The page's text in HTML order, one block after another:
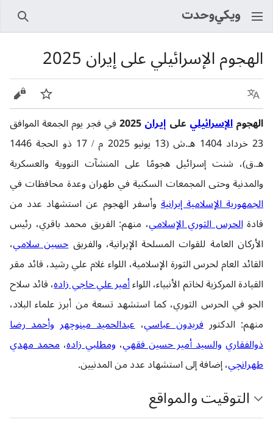
بحث
الهجوم الإسرائيلي على إيران 2025
اللغة راقب
الهجومالإسرائيلي على إيران
في فجر يوم الجمعة الموافق
23 خرداد 1404 هـ.ش (13 يونيو 2025 م / 17 ذو الحجة 1446
هـ.ق)، شنت إسرائيل هجومًا على المنشآت النووية والعسكرية
والمدنية وحتى المجمعات السكنية في طهران وعدة محافظات في
الجمهورية الإسلامية إيرانيةوأسفر الهجوم عن استشهاد عدد من
قادةالحرس الثوري الإسلامي، منهم: الفريق محمد باقري، رئيس
الأركان العامة للقوات المسلحة الإيرانية، والفريقحسين سلامي،
القائد العام لحرس الثورة الإسلامية، اللواء غلام علي رشيد، قائد مقر
القيادة المركزية لخاتم الأنبياء، اللواءأمير علي حاجي‌ زاده، قائد سلاح
الجو في الحرس الثوري، كما استشهد تسعة من أبرز علماء البلاد،
منهم: الدكتورفريدون عباسي،عبدالحميد مينوچهر وأحمد رضا
ذوالفقاري والسيد أمير حسين فقهي، ومطلبي زاده، محمد مهدي
طهرانچي، إضافة إلى استشهاد عدد من المدنيين.
التوقيت والمواقع